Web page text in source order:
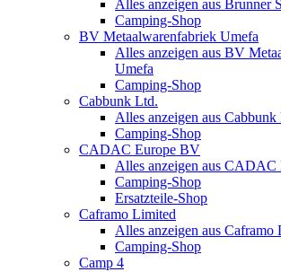
Alles anzeigen aus Brunner
Camping-Shop
BV Metaalwarenfabriek Umefa
Alles anzeigen aus BV
Umefa
Camping-Shop
Cabbunk Ltd.
Alles anzeigen aus Cabbunk
Camping-Shop
CADAC Europe BV
Alles anzeigen aus
Camping-Shop
Ersatzteile-Shop
Caframo Limited
Alles anzeigen aus Caframo
Camping-Shop
Camp 4